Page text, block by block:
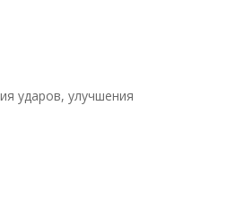
ударов, улучшения